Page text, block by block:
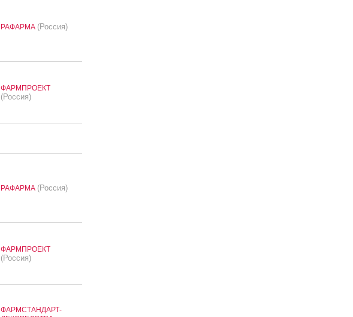
РАФАРМА (Россия)
ФАРМПРОЕКТ
(Россия)
РАФАРМА (Россия)
ФАРМПРОЕКТ
(Россия)
ФАРМСТАНДАРТ-